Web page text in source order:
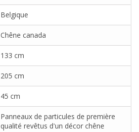
Belgique
Chêne canada
133 cm
205 cm
45 cm
Panneaux de particules de première
qualité revêtus d'un décor chêne